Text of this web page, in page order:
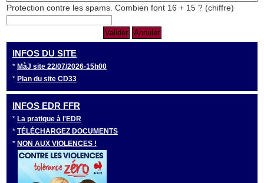
Protection contre les spams. Combien font 16 + 15 ? (chiffre)
INFOS DU SITE
* MàJ site 22/07/2026-15h00
* Plan du site CD33
INFOS EDR FFR
* La pratique à l'EDR
* TÉLÉCHARGEZ DOCUMENTS
* NON AUX VIOLENCES !